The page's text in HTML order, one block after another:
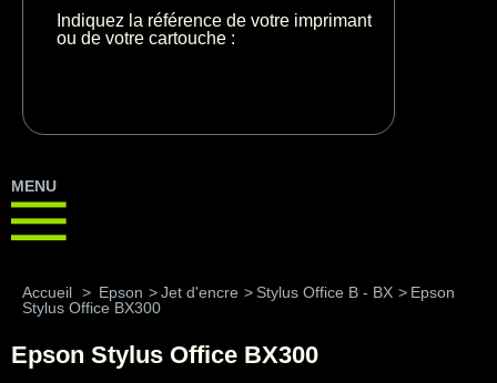
Indiquez la référence de votre imprimante
ou de votre cartouche :
MENU
Accueil > Epson >Jet d'encre > Stylus Office B - BX > Epson
Stylus Office BX300
Epson Stylus Office BX300